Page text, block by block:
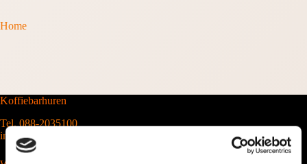
Home
Koffiebarhuren
Tel. 088-2035100
info@barcompany.nl